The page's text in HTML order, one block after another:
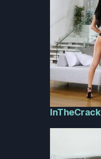
InTheCrack